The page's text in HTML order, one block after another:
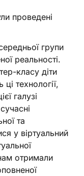
проведені
групи
реальності.
класу діти
технології,
галузі
та
у віртуальний
отримали